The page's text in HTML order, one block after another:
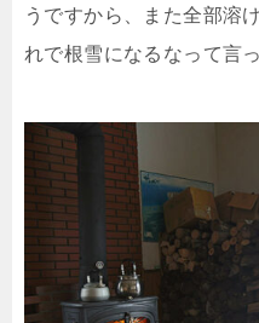
うですから、また全部溶
れで根雪になるなって言